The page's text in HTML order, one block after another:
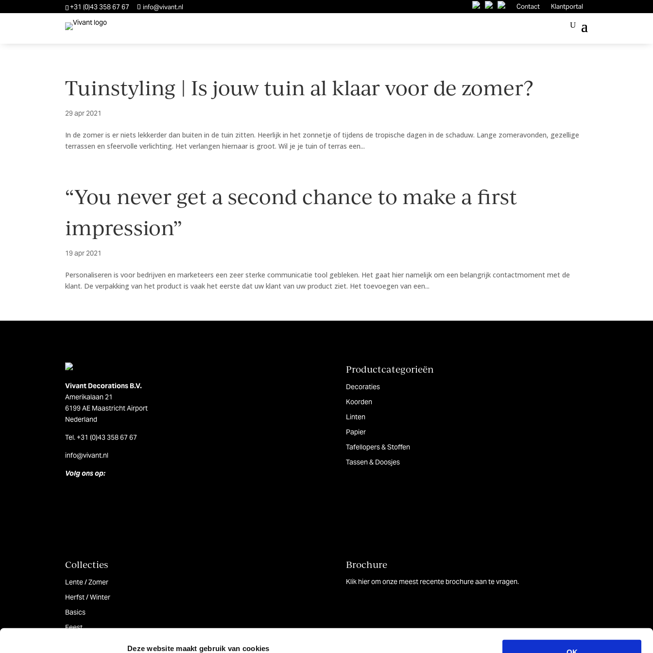
Deze website maakt gebruik van cookies
+31 (0)43 358 67 67 info@vivant.nl Contact Klantportal
Tuinstyling | Is jouw tuin al klaar voor de zomer?
29 apr 2021
In de zomer is er niets lekkerder dan buiten in de tuin zitten. Heerlijk in het zonnetje of tijdens de tropische dagen in de schaduw. Lange zomeravonden, gezellige
terrassen en sfeervolle verlichting. Het verlangen hiernaar is groot. Wil je je tuin of terras een...
“You never get a second chance to make a first
impression”
19 apr 2021
Personaliseren is voor bedrijven en marketeers een zeer sterke communicatie tool gebleken. Het gaat hier namelijk om een belangrijk contactmoment met de
klant. De verpakking van het product is vaak het eerste dat uw klant van uw product ziet. Het toevoegen van een...
Vivant Decorations B.V.
Amerikalaan 21
6199 AE Maastricht Airport
Nederland
Tel. +31 (0)43 358 67 67
info@vivant.nl
Volg ons op:
Productcategorieën
Decoraties
Koorden
Linten
Papier
Tafellopers & Stoffen
Tassen & Doosjes
Collecties
Lente / Zomer
Herfst / Winter
Basics
Feest
Brochure
Klik hier om onze meest recente brochure aan te vragen.